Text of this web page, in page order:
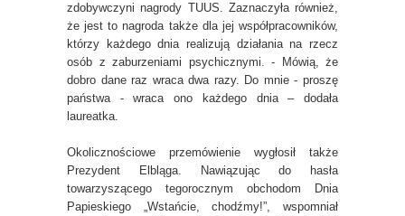
zdobywczyni nagrody TUUS. Zaznaczyła również,
że jest to nagroda także dla jej współpracowników,
którzy każdego dnia realizują działania na rzecz
osób z zaburzeniami psychicznymi. - Mówią, że
dobro dane raz wraca dwa razy. Do mnie - proszę
państwa - wraca ono każdego dnia – dodała
laureatka.
Okolicznościowe przemówienie wygłosił także
Prezydent Elbląga. Nawiązując do hasła
towarzyszącego tegorocznym obchodom Dnia
Papieskiego „Wstańcie, chodźmy!”, wspomniał